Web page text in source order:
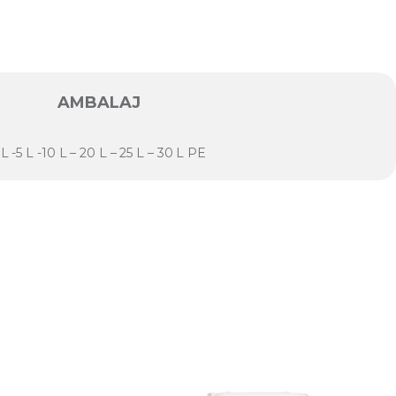
AMBALAJ
L -5 L -10 L – 20 L – 25 L – 30 L PE